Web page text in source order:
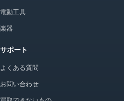
電動工具
楽器
サポート
よくある質問
お問い合わせ